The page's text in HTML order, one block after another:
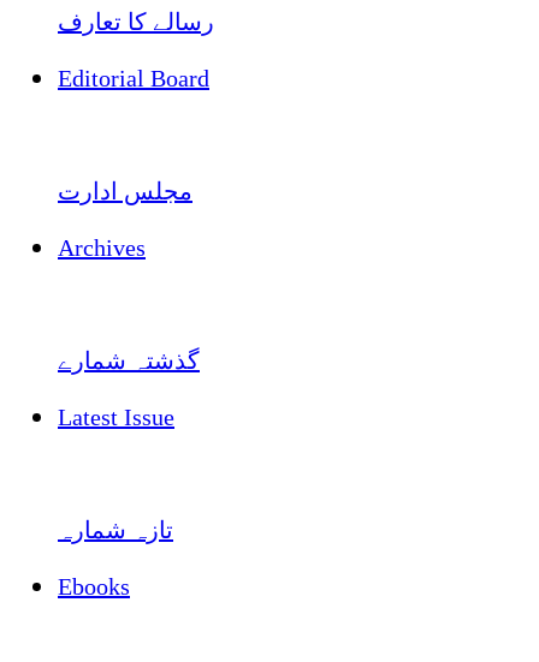
رسالے کا تعارف
Editorial Board
مجلس ادارت
Archives
گذشتہ شمارے
Latest Issue
تازہ شمارہ
Ebooks